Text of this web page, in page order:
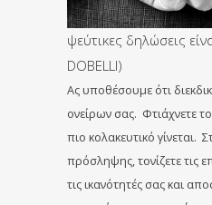
ψεύτικες δηλώσεις
DOBELLI)
Ας υποθέσουμε ότι
ονείρων σας. Φτιάχνετε
πιο κολακευτικό γίνεται.
πρόσληψης, τονίζετε τις
τις ικανότητές σας και